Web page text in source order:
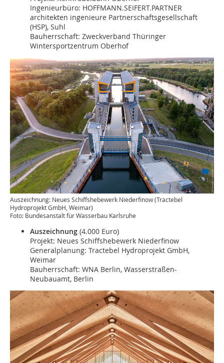
Ingenieurbüro: HOFFMANN.SEIFERT.PARTNER
architekten ingenieure Partnerschaftsgesellschaft
(HSP), Suhl
Bauherrschaft: Zweckverband Thüringer
Wintersportzentrum Oberhof
Auszeichnung: Neues Schiffshebewerk Niederfinow (Tractebel
Hydroprojekt GmbH, Weimar)
Foto: Bundesanstalt für Wasserbau Karlsruhe
Auszeichnung (4.000 Euro)
Projekt: Neues Schiffshebewerk Niederfinow
Generalplanung: Tractebel Hydroprojekt GmbH,
Weimar
Bauherrschaft: WNA Berlin, Wasserstraßen-
Neubauamt, Berlin